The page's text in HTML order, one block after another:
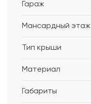
Гараж
Мансардный этаж
Тип крыши
Материал
Габариты